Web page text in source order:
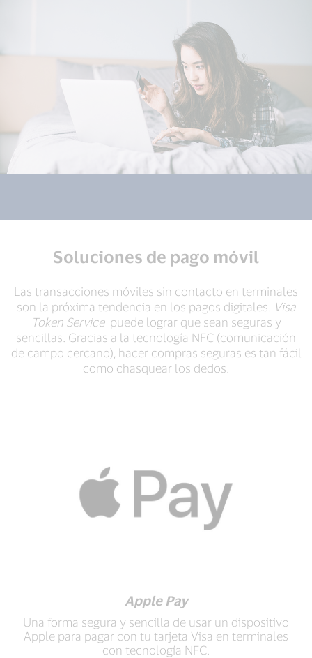
Soluciones de pago móvil
Las transacciones móviles sin contacto en terminales
son la próxima tendencia en los pagos digitales. Visa
Token Servicepuede lograr que sean seguras y
sencillas. Gracias a la tecnología NFC (comunicación
de campo cercano), hacer compras seguras es tan fácil
como chasquear los dedos.
Apple Pay
Una forma segura y sencilla de usar un dispositivo
Apple para pagar con tu tarjeta Visa en terminales
con tecnología NFC.